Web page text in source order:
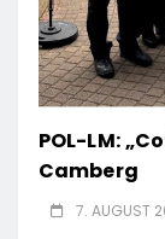
POL-LM:
Camberg
7. AUGUST